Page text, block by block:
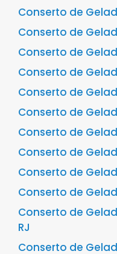
Conserto de
Conserto de
Conserto de
Conserto de
Conserto de
Conserto de
Conserto de
Conserto de
Conserto de
Conserto de
Conserto de
RJ
Conserto de